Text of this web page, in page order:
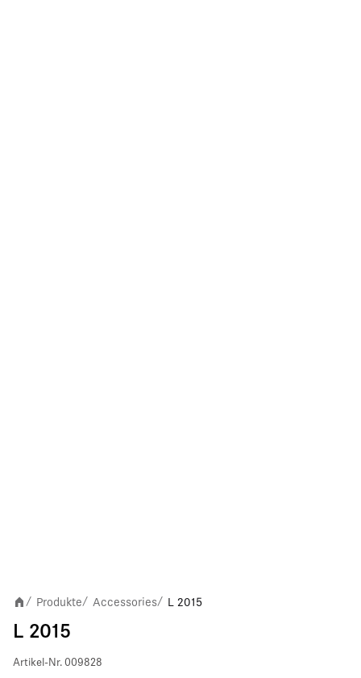
/ Produkte/ Accessories/ L 2015
L 2015
Artikel-Nr. 009828